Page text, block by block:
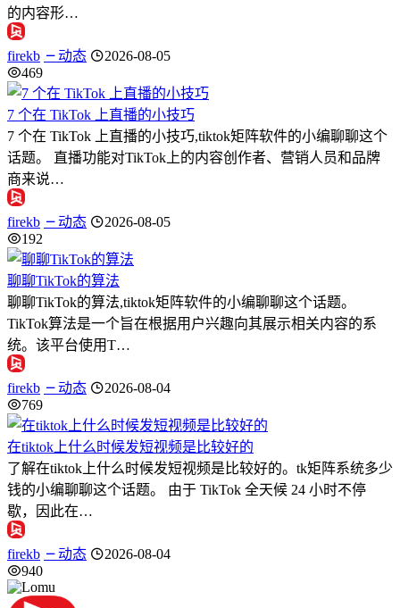
的内容形…
firekb 动态
2026-08-05
469
7 个在 TikTok 上直播的小技巧
7 个在 TikTok 上直播的小技巧,tiktok矩阵软件的小编聊聊这个
话题。 直播功能对TikTok上的内容创作者、营销人员和品牌
商来说…
firekb 动态
2026-08-05
192
聊聊TikTok的算法
聊聊TikTok的算法,tiktok矩阵软件的小编聊聊这个话题。
TikTok算法是一个旨在根据用户兴趣向其展示相关内容的系
统。该平台使用T…
firekb 动态
2026-08-04
769
在tiktok上什么时候发短视频是比较好的
了解在tiktok上什么时候发短视频是比较好的。tk矩阵系统多少
钱的小编聊聊这个话题。 由于 TikTok 全天候 24 小时不停
歇，因此在…
firekb 动态
2026-08-04
940